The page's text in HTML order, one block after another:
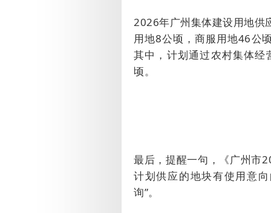
2026年广州集体建设用地供
用地8公顷，商服用地46公
其中，计划通过农村集体
顷。
最后，提醒一句，《广州市
计划供应的地块有使用意
询”。